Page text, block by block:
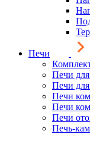
Печи
Печи
Печи
Печи
Печи
Печи
Печь-